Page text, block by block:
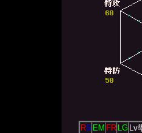
RS EM FR LG Lv